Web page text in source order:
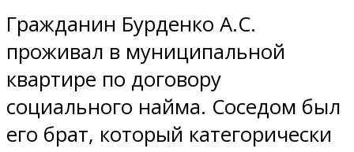
Гражданин Бурденко А.С.
проживал в муниципальной
квартире по договору
социального найма. Соседом был
его брат, который категорически